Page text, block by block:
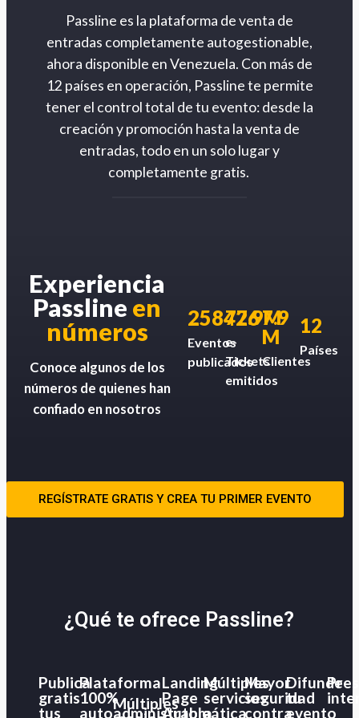
Passline es la plataforma de venta de
entradas completamente autogestionable,
ahora disponible en Venezuela. Con más de
12 países en operación, Passline te permite
tener el control total de tu evento: desde la
creación y promoción hasta la venta de
entradas, todo en un solo lugar y
completamente gratis.
Experiencia
Passline en
números
Conoce algunos de los
números de quienes han
confiado en nosotros
258426
Eventos
publicados
77.9M
e-
Tickets
emitidos
7.9
M
Clientes
12
Países
REGÍSTRATE GRATIS Y CREA TU PRIMER EVENTO
¿Qué te ofrece Passline?
Publica
gratis
tus
Plataforma
100%
autoadministrable
Múltiples
Landing
Page
Automática
Múltiples
servicios
a
Mayor
seguridad
contra
Difunde
tu
evento